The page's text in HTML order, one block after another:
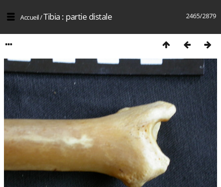
2465/2879
Accueil/Tibia : partie distale